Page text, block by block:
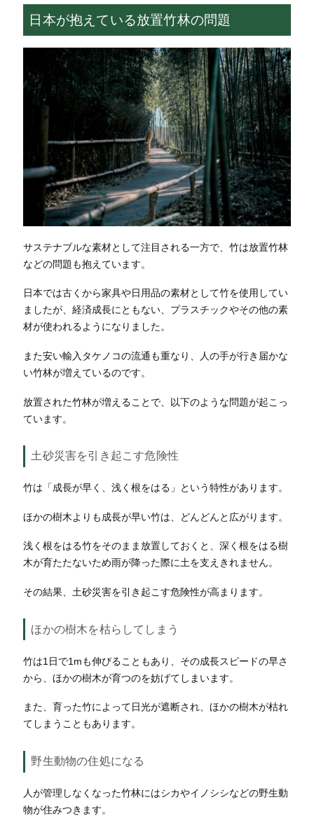
日本が抱えている放置竹林の問題
サステナブルな素材として注目される一方で、竹は放置竹林
などの問題も抱えています。
日本では古くから家具や日用品の素材として竹を使用してい
ましたが、経済成長にともない、プラスチックやその他の素
材が使われるようになりました。
また安い輸入タケノコの流通も重なり、人の手が行き届かな
い竹林が増えているのです。
放置された竹林が増えることで、以下のような問題が起こっ
ています。
土砂災害を引き起こす危険性
竹は「成長が早く、浅く根をはる」という特性があります。
ほかの樹木よりも成長が早い竹は、どんどんと広がります。
浅く根をはる竹をそのまま放置しておくと、深く根をはる樹
木が育たたないため雨が降った際に土を支えきれません。
その結果、土砂災害を引き起こす危険性が高まります。
ほかの樹木を枯らしてしまう
竹は1日で1mも伸びることもあり、その成長スピードの早さ
から、ほかの樹木が育つのを妨げてしまいます。
また、育った竹によって日光が遮断され、ほかの樹木が枯れ
てしまうこともあります。
野生動物の住処になる
人が管理しなくなった竹林にはシカやイノシシなどの野生動
物が住みつきます。